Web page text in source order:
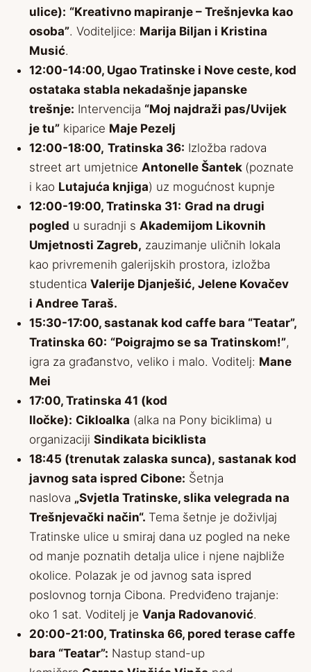
ulice): “Kreativno mapiranje – Trešnjevka kao
osoba”. Voditeljice: Marija Biljan i Kristina
Musić.
12:00-14:00, Ugao Tratinske i Nove ceste, kod
ostataka stabla nekadašnje japanske
trešnje: Intervencija “Moj najdraži pas/Uvijek
je tu” kiparice Maje Pezelj
12:00-18:00, Tratinska 36: Izložba radova
street art umjetnice Antonelle Šantek (poznate
i kao Lutajuća knjiga) uz mogućnost kupnje
12:00-19:00, Tratinska 31: Grad na drugi
pogled u suradnji s Akademijom Likovnih
Umjetnosti Zagreb, zauzimanje uličnih lokala
kao privremenih galerijskih prostora, izložba
studentica Valerije Djanješić, Jelene Kovačev
i Andree Taraš.
15:30-17:00, sastanak kod caffe bara “Teatar”,
Tratinska 60: “Poigrajmo se sa Tratinskom!”,
igra za građanstvo, veliko i malo. Voditelj: Mane
Mei
17:00, Tratinska 41 (kod
Iločke): Cikloalka (alka na Pony biciklima) u
organizaciji Sindikata biciklista
18:45 (trenutak zalaska sunca), sastanak kod
javnog sata ispred Cibone: Šetnja
naslova „Svjetla Tratinske, slika velegrada na
Trešnjevački način“. Tema šetnje je doživljaj
Tratinske ulice u smiraj dana uz pogled na neke
od manje poznatih detalja ulice i njene najbliže
okolice. Polazak je od javnog sata ispred
poslovnog tornja Cibona. Predviđeno trajanje:
oko 1 sat. Voditelj je Vanja Radovanović.
20:00-21:00, Tratinska 66, pored terase caffe
bara “Teatar”: Nastup stand-up